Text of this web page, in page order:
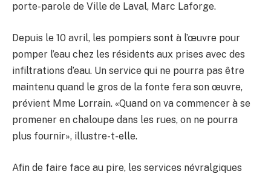
porte-parole de Ville de Laval, Marc Laforge.
Depuis le 10 avril, les pompiers sont à l’œuvre pour
pomper l’eau chez les résidents aux prises avec des
infiltrations d’eau. Un service qui ne pourra pas être
maintenu quand le gros de la fonte fera son œuvre,
prévient Mme Lorrain. «Quand on va commencer à se
promener en chaloupe dans les rues, on ne pourra
plus fournir», illustre-t-elle.
Afin de faire face au pire, les services névralgiques